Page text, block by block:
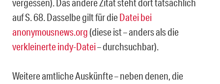
vergessen). Das andere Zitat steht dort tatsächlich
auf S. 68. Dasselbe gilt für dieDatei bei
anonymousnews.org(diese ist – anders als die
verkleinerte indy-Datei– durchsuchbar).
Weitere amtliche Auskünfte – neben denen, die